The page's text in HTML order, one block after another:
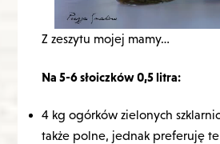
Z zeszytu mojej mamy…
Na 5-6 słoiczków 0,5 litra:
4 kg ogórków zielonych
także polne, jednak preferuję te